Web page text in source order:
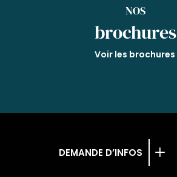
NOS
brochures
Voir les brochures
DEMANDE D’INFOS